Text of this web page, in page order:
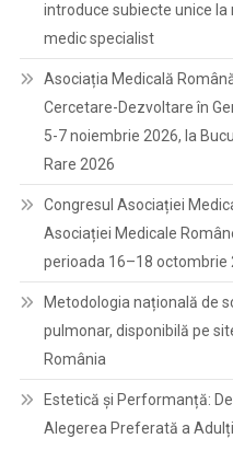
introduce subiecte unice
medic specialist
Asociația Medicală
Cercetare-Dezvoltare în
5-7 noiembrie 2026, la
Rare 2026
Congresul Asociației
Asociației Medicale
perioada 16–18 octombrie
Metodologia națională de
pulmonar, disponibilă pe
România
Estetică și Performanță:
Alegerea Preferată a